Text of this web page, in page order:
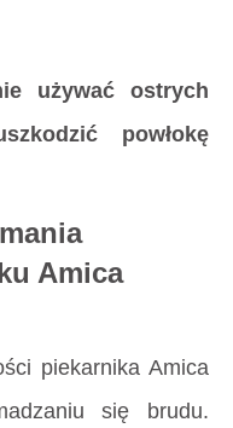
używać ostrych
powłokę
Amica
piekarnika Amica
się brudu.